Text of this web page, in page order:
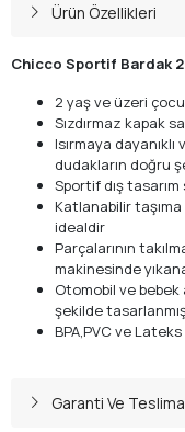
Ürün Özellikleri
Chicco Sportif Bardak 2
2 yaş ve üzeri
Sızdırmaz kapak
Isırmaya
dudakların doğru
Sportif dış
Katlanabilir
idealdir
Parçalarının
makinesinde
Otomobil ve bebek
şekilde
BPA,PVC ve
Garanti Ve